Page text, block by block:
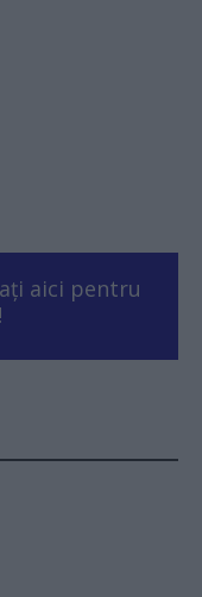
aici pentru